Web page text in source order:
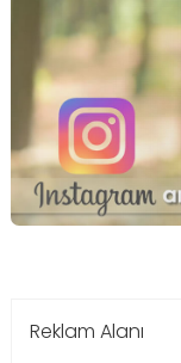
Reklam Alanı